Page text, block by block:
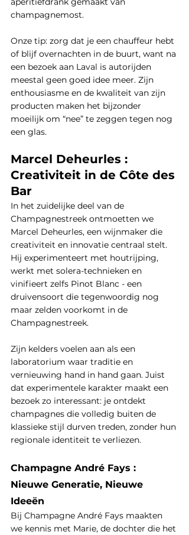
champagnemost.
Onze tip: zorg dat je een chauffeur hebt
of blijf overnachten in de buurt, want na
een bezoek aan Laval is autorijden
meestal geen goed idee meer. Zijn
enthousiasme en de kwaliteit van zijn
producten maken het bijzonder
moeilijk om “nee” te zeggen tegen nog
een glas.
Marcel Deheurles :
Creativiteit in de Côte des
Bar
In het zuidelijke deel van de
Champagnestreek ontmoetten we
Marcel Deheurles, een wijnmaker die
creativiteit en innovatie centraal stelt.
Hij experimenteert met houtrijping,
werkt met solera-technieken en
vinifieert zelfs Pinot Blanc - een
druivensoort die tegenwoordig nog
maar zelden voorkomt in de
Champagnestreek.
Zijn kelders voelen aan als een
laboratorium waar traditie en
vernieuwing hand in hand gaan. Juist
dat experimentele karakter maakt een
bezoek zo interessant: je ontdekt
champagnes die volledig buiten de
klassieke stijl durven treden, zonder hun
regionale identiteit te verliezen.
Champagne André Fays :
Nieuwe Generatie, Nieuwe
Ideeën
Bij Champagne André Fays maakten
we kennis met Marie, de dochter die het